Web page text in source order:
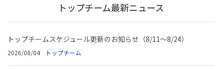
トップチーム最新ニュース
トップチームスケジュール更新のお知らせ（8/11～8/24）
2026/08/04 トップチーム